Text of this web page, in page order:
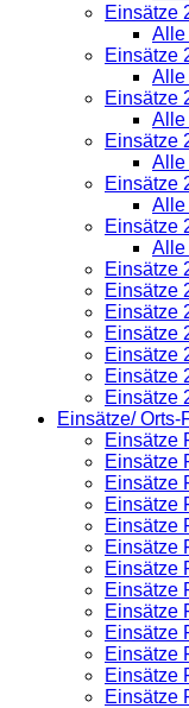
Einsätze
Alle
Einsätze
Alle
Einsätze
Alle
Einsätze
Alle
Einsätze
Alle
Einsätze
Alle
Einsätze
Einsätze
Einsätze
Einsätze
Einsätze
Einsätze
Einsätze
Einsätze/ Orts-
Einsätze
Einsätze
Einsätze
Einsätze
Einsätze
Einsätze
Einsätze
Einsätze
Einsätze
Einsätze
Einsätze
Einsätze
Einsätze